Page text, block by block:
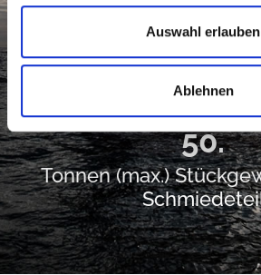
Auswahl erlauben
Ablehnen
Werkstoffvarianten
50.
Tonnen (max.)